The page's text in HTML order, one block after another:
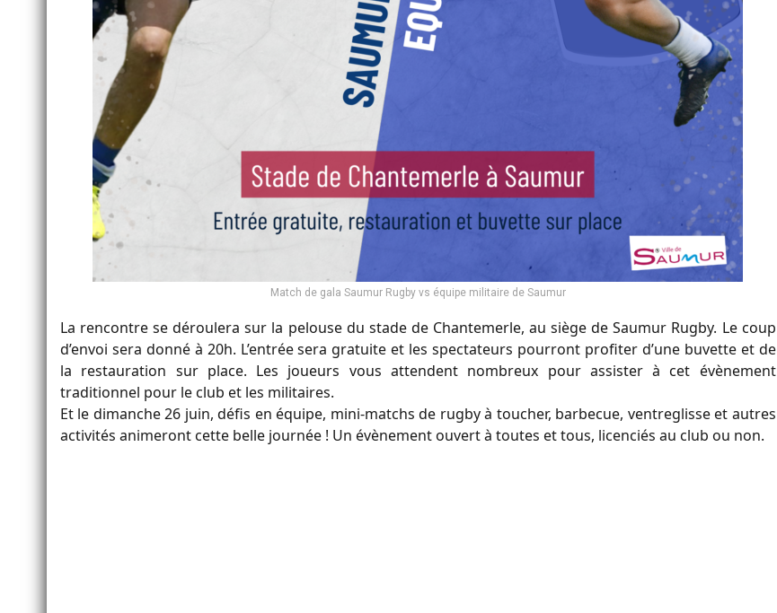
Match de gala Saumur Rugby vs équipe militaire de Saumur
La rencontre se déroulera sur la pelouse du stade de Chantemerle, au siège de Saumur Rugby. Le coup
d’envoi sera donné à 20h. L’entrée sera gratuite et les spectateurs pourront profiter d’une buvette et de
la restauration sur place. Les joueurs vous attendent nombreux pour assister à cet évènement
traditionnel pour le club et les militaires.
Et le dimanche 26 juin, défis en équipe, mini-matchs de rugby à toucher, barbecue, ventreglisse et autres
activités animeront cette belle journée ! Un évènement ouvert à toutes et tous, licenciés au club ou non.